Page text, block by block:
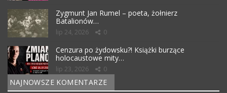
Zygmunt Jan Rumel – poeta, żołnierz
Batalionów…
lip 24, 2026 0
Cenzura po żydowsku?! Książki burzące
holocaustowe mity…
lip 23, 2026 0
NAJNOWSZE KOMENTARZE